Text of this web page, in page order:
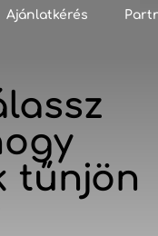
Ajánlatkérés
tűnjön